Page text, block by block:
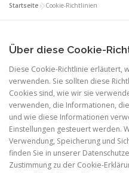
THEMEN
Startseite »Cookie-Richtlinien
Über diese Cookie-
Diese Cookie-Richtlinie erläutert,
verwenden. Sie sollten diese
Cookies sind, wie wir sie
verwenden, die Informationen,
und wie diese Informationen
Einstellungen gesteuert werden.
Verwendung, Speicherung und
finden Sie in unserer
Zustimmung zu der Cookie-